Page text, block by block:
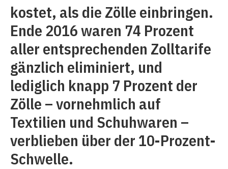
kostet, als die Zölle einbringen.
Ende 2016 waren 74 Prozent
aller entsprechenden Zolltarife
gänzlich eliminiert, und
lediglich knapp 7 Prozent der
Zölle – vornehmlich auf
Textilien und Schuhwaren –
verblieben über der 10-Prozent-
Schwelle.